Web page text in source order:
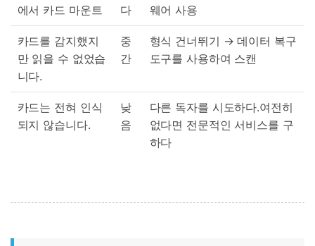
에서 카드 마운트
다
웨어 사용
카드를 감지했지
만 읽을 수 없었습
니다.
중
간
형식 건너뛰기 → 데이터 복구
도구를 사용하여 스캔
카드는 전혀 인식
되지 않습니다.
낮
음
다른 독자를 시도하다.여전히
없다면 전문적인 서비스를 구
하다